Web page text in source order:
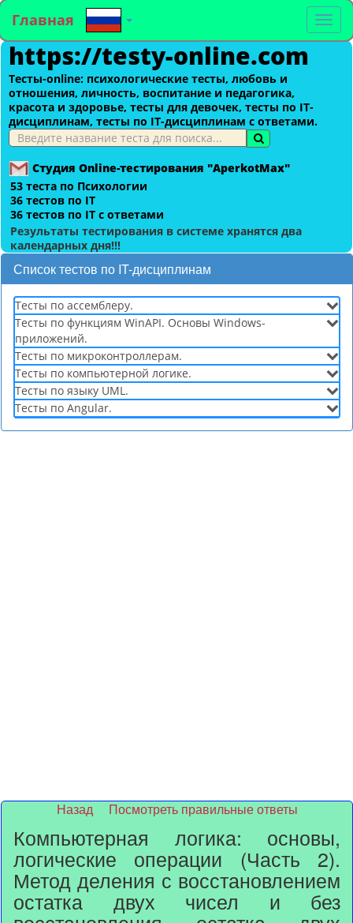
Главная
https://testy-online.com
Тесты-оnline: психологические тесты, любовь и
отношения, личность, воспитание и педагогика,
красота и здоровье, тесты для девочек, тесты по IT-
дисциплинам, тесты по IT-дисциплинам с ответами.
Студия Online-тестирования "AperkotMax"
53 теста по Психологии
36 тестов по IT
36 тестов по IT с ответами
Результаты тестирования в системе хранятся два
календарных дня!!!
Список тестов по IT-дисциплинам
Тесты по ассемблеру.
Тесты по функциям WinAPI. Основы Windows-
приложений.
Тесты по микроконтроллерам.
Тесты по компьютерной логике.
Тесты по языку UML.
Тесты по Angular.
Назад Посмотреть правильные ответы
Компьютерная логика: основы,
логические операции (Часть 2).
Метод деления с восстановлением
остатка двух чисел и без